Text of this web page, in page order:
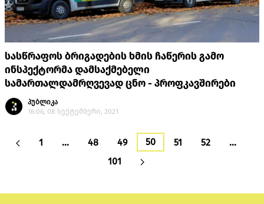
სასწრაფოს ბრიგადების ხმის ჩაწერის გამო
ინსპექტორმა დამსაქმებელი
სამართალდამრღვევად ცნო - პროფკავშირები
პუბლიკა
16:06, 08 სექტემბერი, 2021
1 … 48 49 50 51 52
…
101